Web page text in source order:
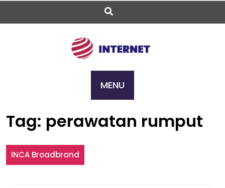
Skip
content
MENU
Tag: perawatan rumput
INCA Broadbrand